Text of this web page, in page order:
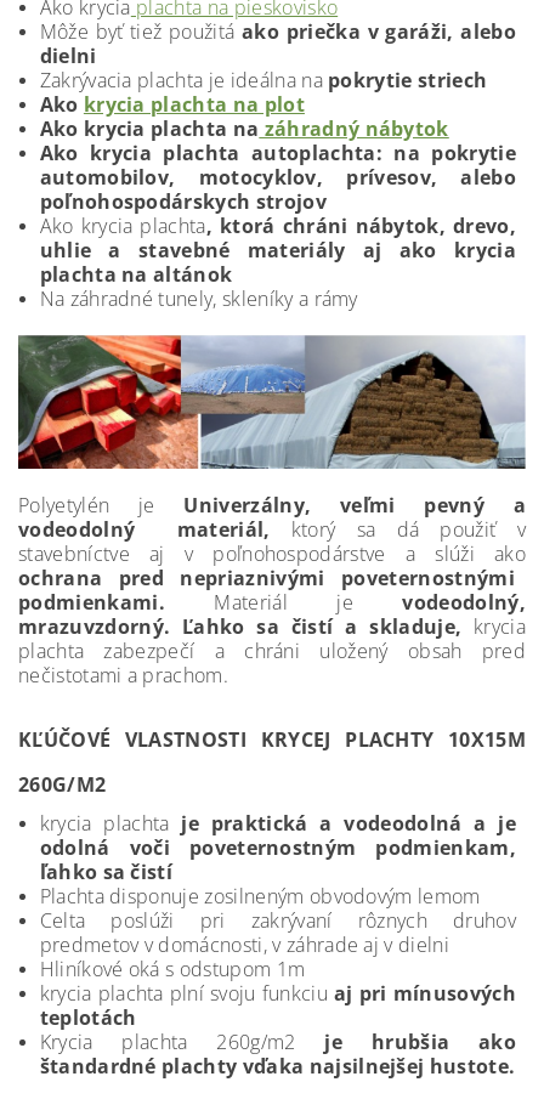
Ako krycia plachta na pieskovisko
Môže byť tiež použitá ako priečka v garáži, alebo
dielni
Zakrývacia plachta je ideálna na pokrytie striech
Ako krycia plachta na plot
Ako krycia plachta na záhradný nábytok
Ako krycia plachta autoplachta: na pokrytie
automobilov, motocyklov, prívesov, alebo
poľnohospodárskych strojov
Ako krycia plachta, ktorá chráni nábytok, drevo,
uhlie a stavebné materiály aj ako krycia
plachta na altánok
Na záhradné tunely, skleníky a rámy
Polyetylén je Univerzálny, veľmi pevný a
vodeodolný materiál, ktorý sa dá použiť v
stavebníctve aj v poľnohospodárstve a slúži ako
ochrana pred nepriaznivými poveternostnými
podmienkami. Materiál jevodeodolný,
mrazuvzdorný. Ľahko sa čistí a skladuje, krycia
plachta zabezpečí a chráni uložený obsah pred
nečistotami a prachom.
KĽÚČOVÉ VLASTNOSTI KRYCEJ PLACHTY 10X15M
260G/M2
krycia plachta je praktická a vodeodolná a je
odolná voči poveternostným podmienkam,
ľahko sa čistí
Plachta disponuje zosilneným obvodovým lemom
Celta poslúži pri zakrývaní rôznych druhov
predmetov v domácnosti, v záhrade aj v dielni
Hliníkové oká s odstupom 1m
krycia plachta plní svoju funkciuaj pri mínusových
teplotách
Krycia plachta 260g/m2 je hrubšia ako
štandardné plachty vďaka najsilnejšej hustote.